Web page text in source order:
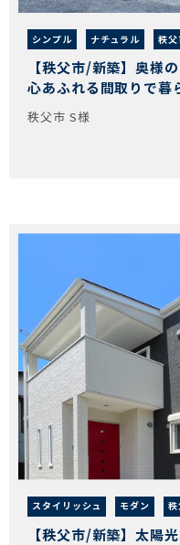
シンプル ナチュラル 秩父
【秩父市/新築】奥様
心あふれる間取りで暮
秩父市 S様
スタイリッシュ モダン 秩
【秩父市/新築】太陽